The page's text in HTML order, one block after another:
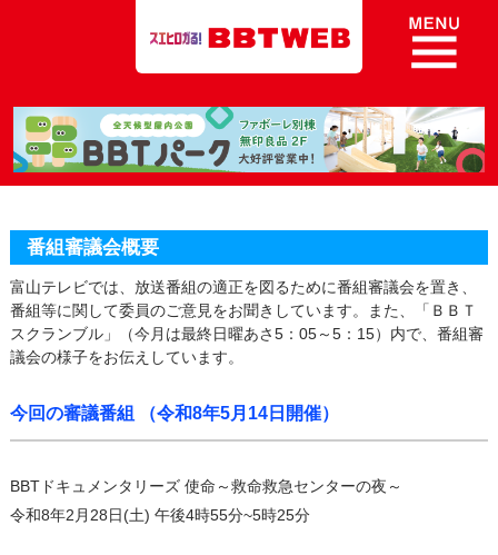
番組審議会概要
富山テレビでは、放送番組の適正を図るために番組審議会を置き、
番組等に関して委員のご意見をお聞きしています。また、「ＢＢＴ
スクランブル」
（今月は最終日曜あさ5：05～5：15） 内で、番組審
議会の様子をお伝えしています。
今回の審議番組 （令和8年5月14日開催）
BBTドキュメンタリーズ 使命～救命救急センターの夜～
令和8年2月28日(土) 午後4時55分~5時25分